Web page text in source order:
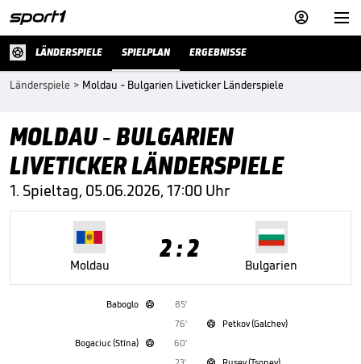


LÄNDERSPIELE SPIELPLAN ERGEBNISSE
Länderspiele > Moldau - Bulgarien Liveticker Länderspiele
MOLDAU - BULGARIEN
LIVETICKER LÄNDERSPIELE
1. Spieltag, 05.06.2026, 17:00 Uhr
Moldau
2 : 2
Bulgarien
Baboglo 
85'
76'

Petkov (Galchev)
Bogaciuc (Stîna)

60'